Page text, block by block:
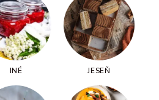
INÉ JESEŇ